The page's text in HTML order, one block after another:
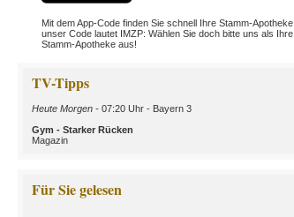
Mit dem App-Code finden Sie schnell Ihre Stamm-Apotheke,
unser Code lautet IMZP: Wählen Sie doch bitte uns als Ihre
Stamm-Apotheke aus!
TV-Tipps
Heute Morgen -07:20 Uhr - Bayern 3
Gym - Starker Rücken
Magazin
Für Sie gelesen